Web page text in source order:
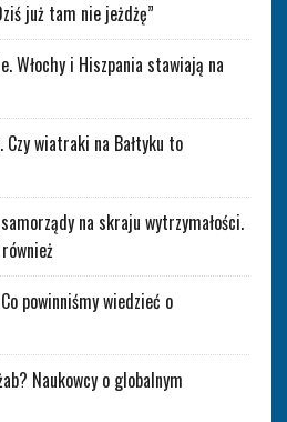
już tam nie jeżdżę”
Włochy i Hiszpania stawiają na
wiatraki na Bałtyku to
na skraju wytrzymałości.
powinniśmy wiedzieć o
Naukowcy o globalnym